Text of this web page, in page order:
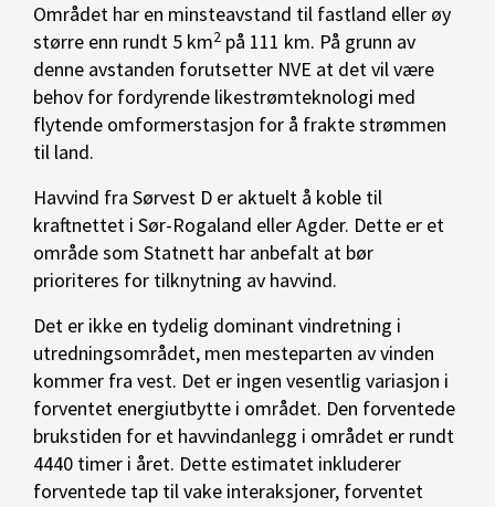
Området har en minsteavstand til fastland eller øy
større enn rundt 5 km2 på 111 km. På grunn av
denne avstanden forutsetter NVE at det vil være
behov for fordyrende likestrømteknologi med
flytende omformerstasjon for å frakte strømmen
til land.
Havvind fra Sørvest D er aktuelt å koble til
kraftnettet i Sør-Rogaland eller Agder. Dette er et
område som Statnett har anbefalt at bør
prioriteres for tilknytning av havvind.
Det er ikke en tydelig dominant vindretning i
utredningsområdet, men mesteparten av vinden
kommer fra vest. Det er ingen vesentlig variasjon i
forventet energiutbytte i området. Den forventede
brukstiden for et havvindanlegg i området er rundt
4440 timer i året. Dette estimatet inkluderer
forventede tap til vake interaksjoner, forventet